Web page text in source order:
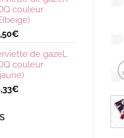
couleur
€
de gazeL
couleur
€